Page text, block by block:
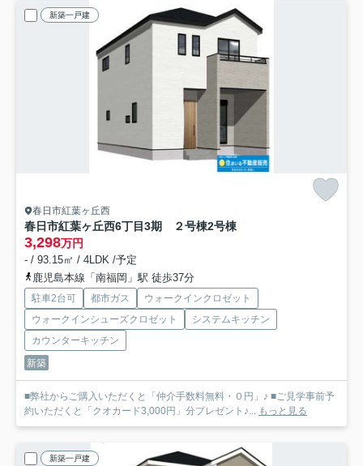
新築一戸建
春日市紅葉ヶ丘西
春日市紅葉ヶ丘西6丁目3期 ２号棟2号棟
3,298万円
- / 93.15㎡ / 4LDK /予定
鹿児島本線「南福岡」駅 徒歩37分
駐車2台可 都市ガス
ウォークインクロゼット
ウォークインシューズクロゼット
システムキッチン
カウンターキッチン
新築
■弊社からご購入いただくと「仲介手数料無料・０円」♪ ■ご見学事前予
約いただくと「クオカード3,000円」分プレゼント♪... もっと見る
新築一戸建